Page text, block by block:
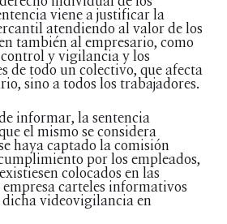
viene a justificar la
atendiendo al valor de los
también al empresario, como
control y vigilancia y los
de todo un colectivo, que afecta
sino a todos los trabajadores.
informar, la sentencia
el mismo se considera
haya captado la comisión
por los empleados,
colocados en las
carteles informativos
dicha videovigilancia en